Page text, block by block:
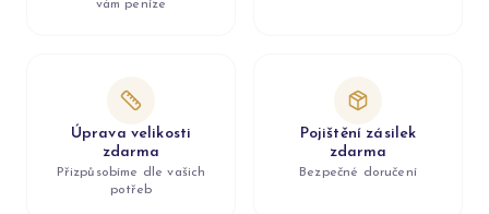
vám peníze
Úprava velikosti
zdarma
Přizpůsobíme dle vašich
potřeb
Pojištění zásilek
zdarma
Bezpečné doručení